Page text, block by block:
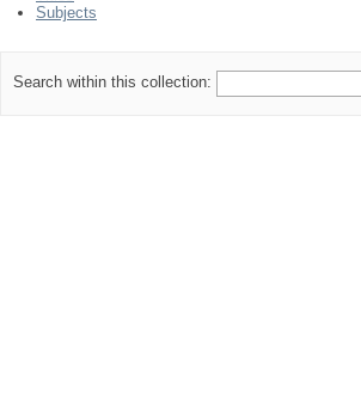
Subjects
Search within this collection: